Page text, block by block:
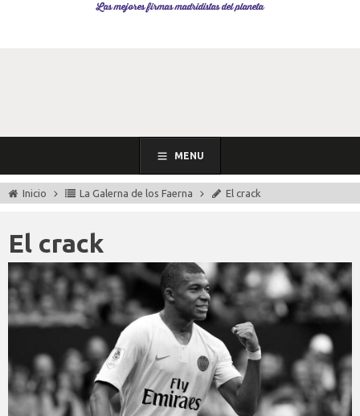
Las mejores firmas madridistas del planeta
MENU
Inicio La Galerna de los Faerna El crack
El crack